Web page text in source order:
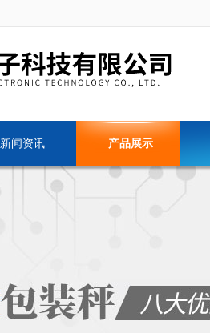
新闻资讯 产品展示